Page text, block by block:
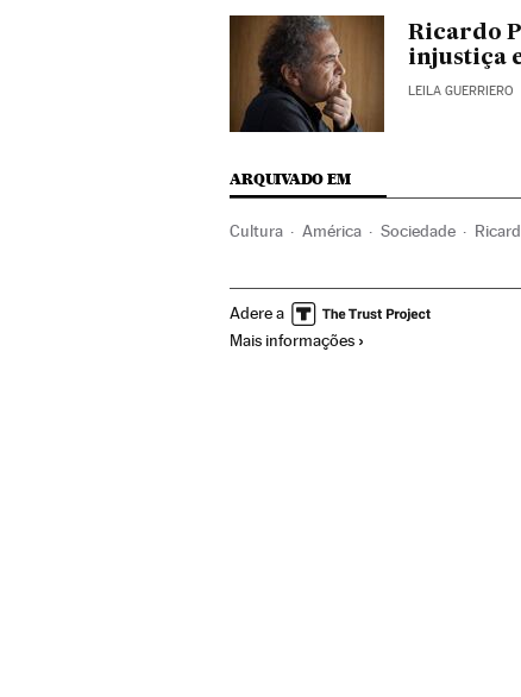
Ricardo
injustiça
LEILA GUERRIERO
ARQUIVADO EM
Cultura América Sociedade
Adere a
Mais informações